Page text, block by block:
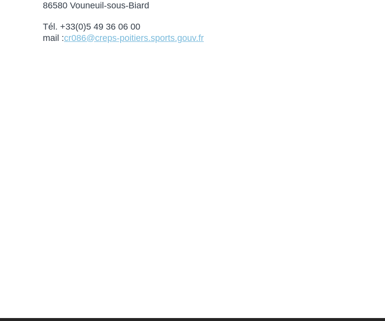
86580 Vouneuil-sous-Biard
Tél. +33(0)5 49 36 06 00
mail :cr086@creps-poitiers.sports.gouv.fr